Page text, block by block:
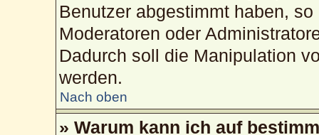
Benutzer abgestimmt haben,
Moderatoren oder
Dadurch soll die Manipulation
werden.
Nach oben
» Warum kann ich auf